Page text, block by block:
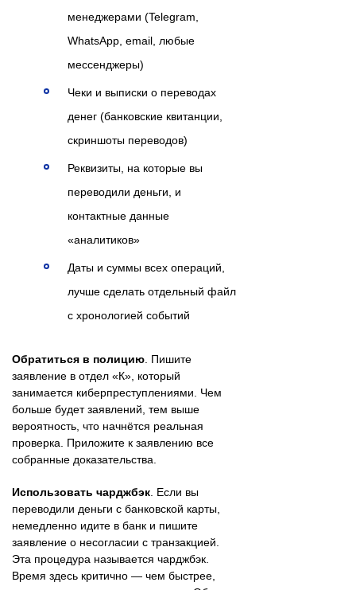
менеджерами (Telegram,
WhatsApp, email, любые
мессенджеры)
Чеки и выписки о переводах
денег (банковские квитанции,
скриншоты переводов)
Реквизиты, на которые вы
переводили деньги, и
контактные данные
«аналитиков»
Даты и суммы всех операций,
лучше сделать отдельный файл
с хронологией событий
Обратиться в полицию . Пишите
заявление в отдел «К», который
занимается киберпреступлениями. Чем
больше будет заявлений, тем выше
вероятность, что начнётся реальная
проверка. Приложите к заявлению все
собранные доказательства.
Использовать чарджбэк . Если вы
переводили деньги с банковской карты,
немедленно идите в банк и пишите
заявление о несогласии с транзакцией.
Эта процедура называется чарджбэк.
Время здесь критично — чем быстрее,